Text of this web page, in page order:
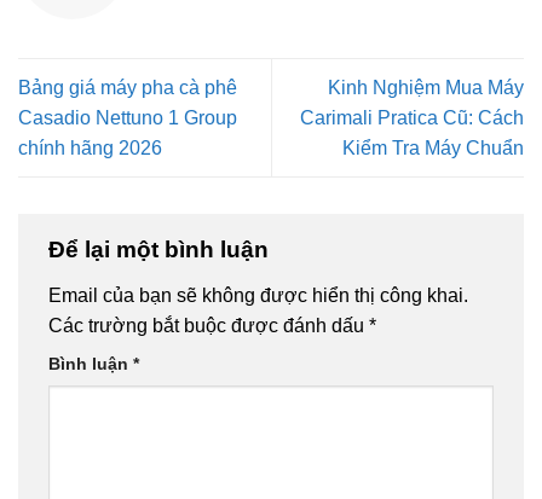
Bảng giá máy pha cà phê
Casadio Nettuno 1 Group
chính hãng 2026
Kinh Nghiệm Mua Máy
Carimali Pratica Cũ: Cách
Kiểm Tra Máy Chuẩn
Để lại một bình luận
Email của bạn sẽ không được hiển thị công khai.
Các trường bắt buộc được đánh dấu *
Bình luận *